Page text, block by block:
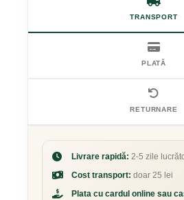
TRANSPORT
PLATĂ
RETURNARE
Livrare rapidă: 2-5 zile
Cost transport: doar 25 lei
Plata cu cardul online sau